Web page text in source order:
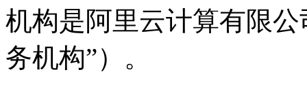
机构是阿里云计算有限
务机构”）。